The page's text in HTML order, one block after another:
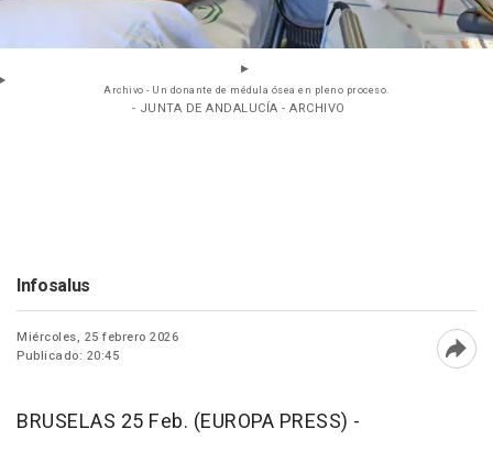
Archivo - Un donante de médula ósea en pleno proceso.
- JUNTA DE ANDALUCÍA - ARCHIVO
Infosalus
Miércoles, 25 febrero 2026
Publicado: 20:45
BRUSELAS 25 Feb. (EUROPA PRESS) -